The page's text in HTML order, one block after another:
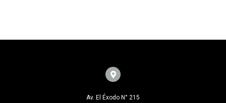
Av. El Éxodo N° 215